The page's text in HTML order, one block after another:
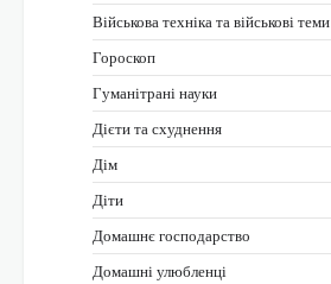
Військова техніка та військові теми
Гороскоп
Гуманітрані науки
Дієти та схуднення
Дім
Діти
Домашнє господарство
Домашні улюбленці